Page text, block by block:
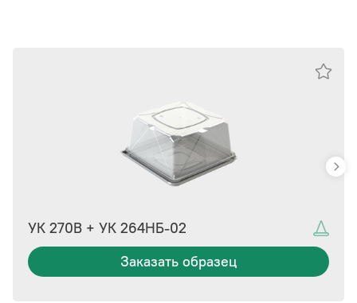
УК 270В + УК 264НБ-02
Заказать образец